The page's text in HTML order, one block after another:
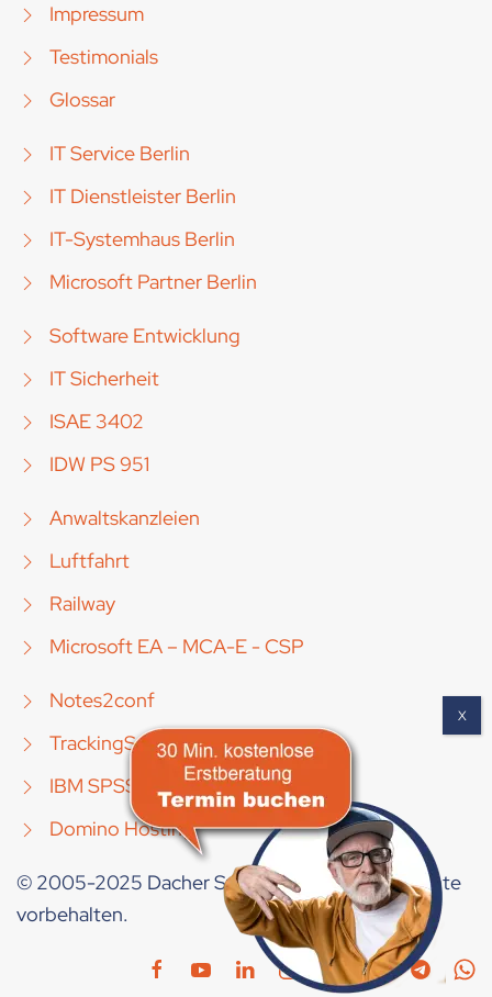
Impressum
Testimonials
Glossar
IT Service Berlin
IT Dienstleister Berlin
IT-Systemhaus Berlin
Microsoft Partner Berlin
Software Entwicklung
IT Sicherheit
ISAE 3402
IDW PS 951
Anwaltskanzleien
Luftfahrt
Railway
Microsoft EA – MCA-E - CSP
Notes2conf
TrackingSuite [Mobile]
IBM SPSS
Domino Hosting
© 2005-2025 Dacher Systems GmbH. Alle Rechte
vorbehalten.